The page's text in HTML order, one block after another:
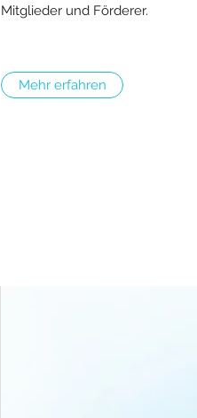
Mitglieder und Förderer.
Mehr erfahren